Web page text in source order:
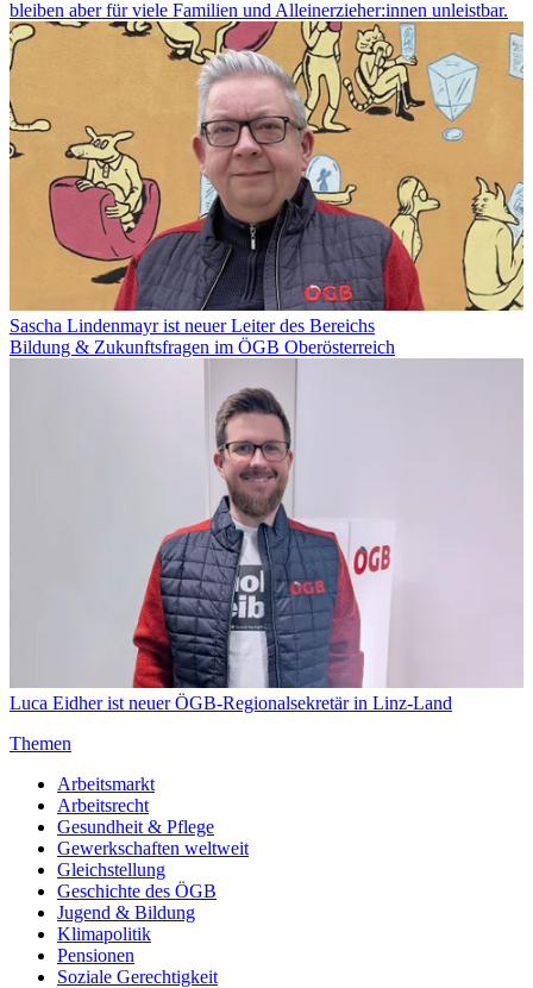
bleiben aber für viele Familien und Alleinerzieher:innen unleistbar.
Sascha Lindenmayr ist neuer Leiter des Bereichs
Bildung & Zukunftsfragen im ÖGB Oberösterreich
Luca Eidher ist neuer ÖGB-Regionalsekretär in Linz-Land
Themen
Arbeitsmarkt
Arbeitsrecht
Gesundheit & Pflege
Gewerkschaften weltweit
Gleichstellung
Geschichte des ÖGB
Jugend & Bildung
Klimapolitik
Pensionen
Soziale Gerechtigkeit